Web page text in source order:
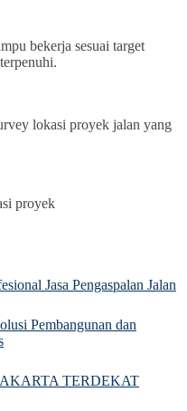
bekerja sesuai target
lokasi proyek jalan yang
proyek
Jasa Pengaspalan Jalan
Pembangunan dan
TERDEKAT